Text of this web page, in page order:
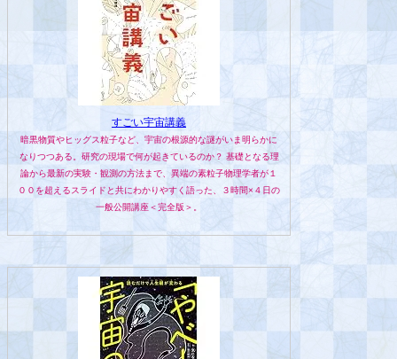
すごい宇宙講義
暗黒物質やヒッグス粒子など、宇宙の根源的な謎がいま明らかに
なりつつある。研究の現場で何が起きているのか？ 基礎となる理
論から最新の実験・観測の方法まで、異端の素粒子物理学者が１
００を超えるスライドと共にわかりやすく語った、３時間×４日の
一般公開講座＜完全版＞。